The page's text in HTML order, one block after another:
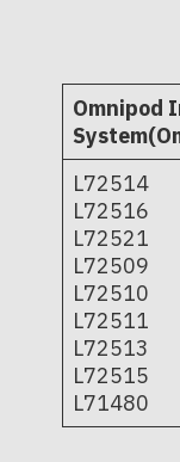
Omnipod
L72514
L72516
L72521
L72509
L72510
L72511
L72513
L72515
L71480